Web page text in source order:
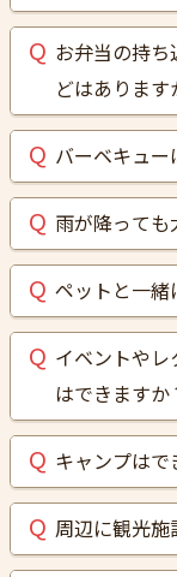
お弁当の持
どはあります
バーベキュー
雨が降っても
ペットと一緒
イベントや
はできますか
キャンプはで
周辺に観光施